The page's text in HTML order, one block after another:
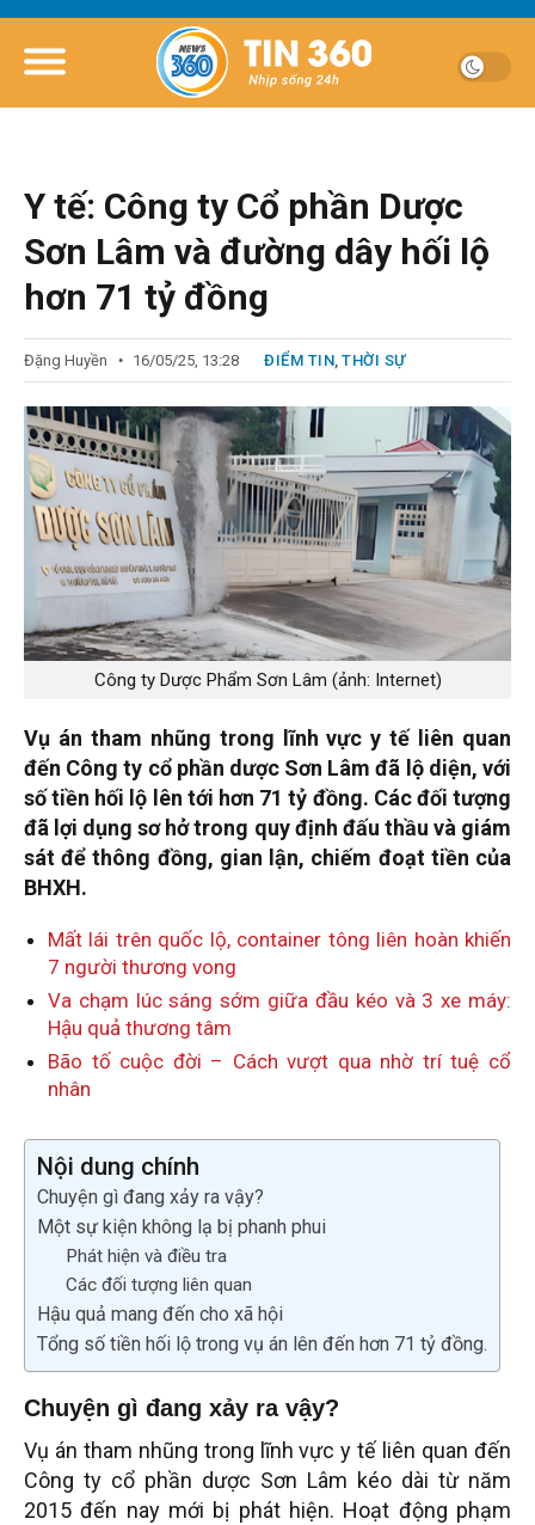
Y tế: Công ty Cổ phần Dược
Sơn Lâm và đường dây hối lộ
hơn 71 tỷ đồng
Đặng Huyền 16/05/25, 13:28 ĐIỂM TIN, THỜI SỰ
Công ty Dược Phẩm Sơn Lâm (ảnh: Internet)
Vụ án tham nhũng trong lĩnh vực y tế liên quan
đến Công ty cổ phần dược Sơn Lâm đã lộ diện, với
số tiền hối lộ lên tới hơn 71 tỷ đồng. Các đối tượng
đã lợi dụng sơ hở trong quy định đấu thầu và giám
sát để thông đồng, gian lận, chiếm đoạt tiền của
BHXH.
Mất lái trên quốc lộ, container tông liên hoàn khiến
7 người thương vong
Va chạm lúc sáng sớm giữa đầu kéo và 3 xe máy:
Hậu quả thương tâm
Bão tố cuộc đời – Cách vượt qua nhờ trí tuệ cổ
nhân
Nội dung chính
Chuyện gì đang xảy ra vậy?
Một sự kiện không lạ bị phanh phui
Phát hiện và điều tra
Các đối tượng liên quan
Hậu quả mang đến cho xã hội
Tổng số tiền hối lộ trong vụ án lên đến hơn 71 tỷ đồng.
Chuyện gì đang xảy ra vậy?
Vụ án tham nhũng trong lĩnh vực y tế liên quan đến
Công ty cổ phần dược Sơn Lâm kéo dài từ năm
2015 đến nay mới bị phát hiện. Hoạt động phạm